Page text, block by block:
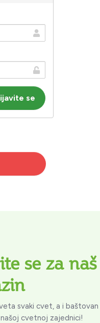
se za
svaki cvet, a i baštovan
cvetnoj zajednici!